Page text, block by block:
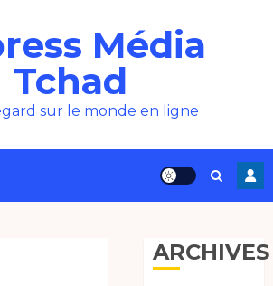
Média
Tchad
sur le monde en ligne
ARCHIVES